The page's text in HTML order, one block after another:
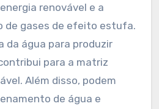
renovável e a
de gases de efeito estufa.
da água para produzir
para a matriz
Além disso, podem
de água e